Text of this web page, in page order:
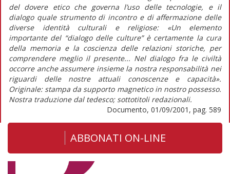
del dovere etico che governa l’uso delle tecnologie, e il
dialogo quale strumento di incontro e di affermazione delle
diverse identità culturali e religiose: «Un elemento
importante del “dialogo delle culture” è certamente la cura
della memoria e la coscienza delle relazioni storiche, per
comprendere meglio il presente... Nel dialogo fra le civiltà
occorre anche assumere insieme la nostra responsabilità nei
riguardi delle nostre attuali conoscenze e capacità».
Originale: stampa da supporto magnetico in nostro possesso.
Nostra traduzione dal tedesco; sottotitoli redazionali.
Documento, 01/09/2001, pag. 589
ABBONATI ON-LINE